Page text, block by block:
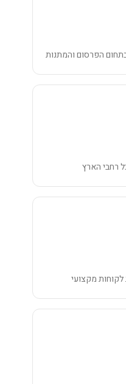
הפרסום והמתנות
רחבי הארץ
מקצועי